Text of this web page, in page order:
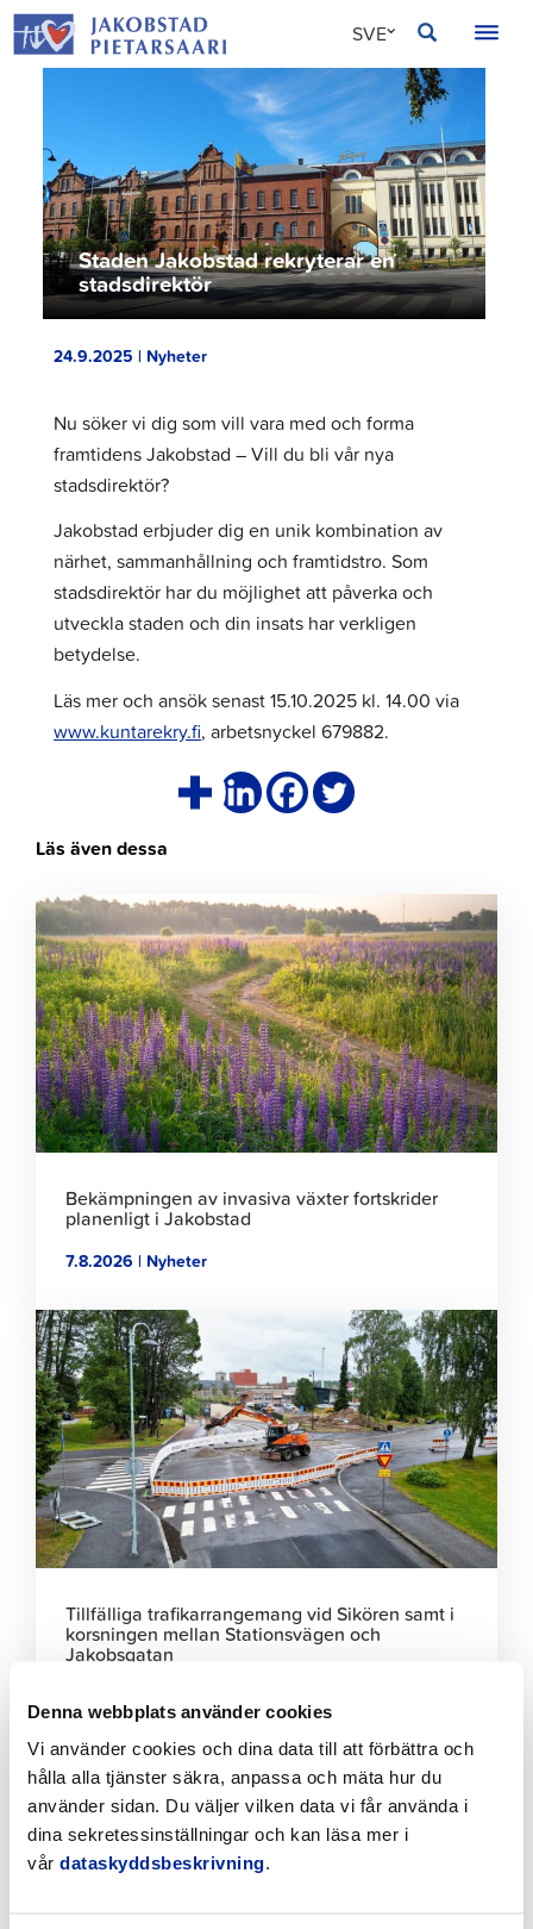
Denna webbplats använder cookies
Vi använder cookies och dina data till att förbättra och
hålla alla tjänster säkra, anpassa och mäta hur du
använder sidan. Du väljer vilken data vi får använda i
dina sekretessinställningar och kan läsa mer i
vår dataskyddsbeskrivning.
Hoppa
till
innehållet
SVE
ENG
Staden Jakobstad rekryterar en
stadsdirektör
24.9.2025 | Nyheter
Nu söker vi dig som vill vara med och forma
framtidens Jakobstad – Vill du bli vår nya
stadsdirektör?
Jakobstad erbjuder dig en unik kombination av
närhet, sammanhållning och framtidstro. Som
stadsdirektör har du möjlighet att påverka och
utveckla staden och din insats har verkligen
betydelse.
Läs mer och ansök senast 15.10.2025 kl. 14.00 via
www.kuntarekry.fi, arbetsnyckel 679882.
Läs även dessa
Klicka
för
att
läsa
artikeln
Bekämpningen av invasiva växter fortskrider
planenligt i Jakobstad
7.8.2026 | Nyheter
Klicka
för
att
läsa
artikeln
Tillfälliga trafikarrangemang vid Sikören samt i
korsningen mellan Stationsvägen och
Jakobsgatan
Klicka
för
att
läsa
artikeln